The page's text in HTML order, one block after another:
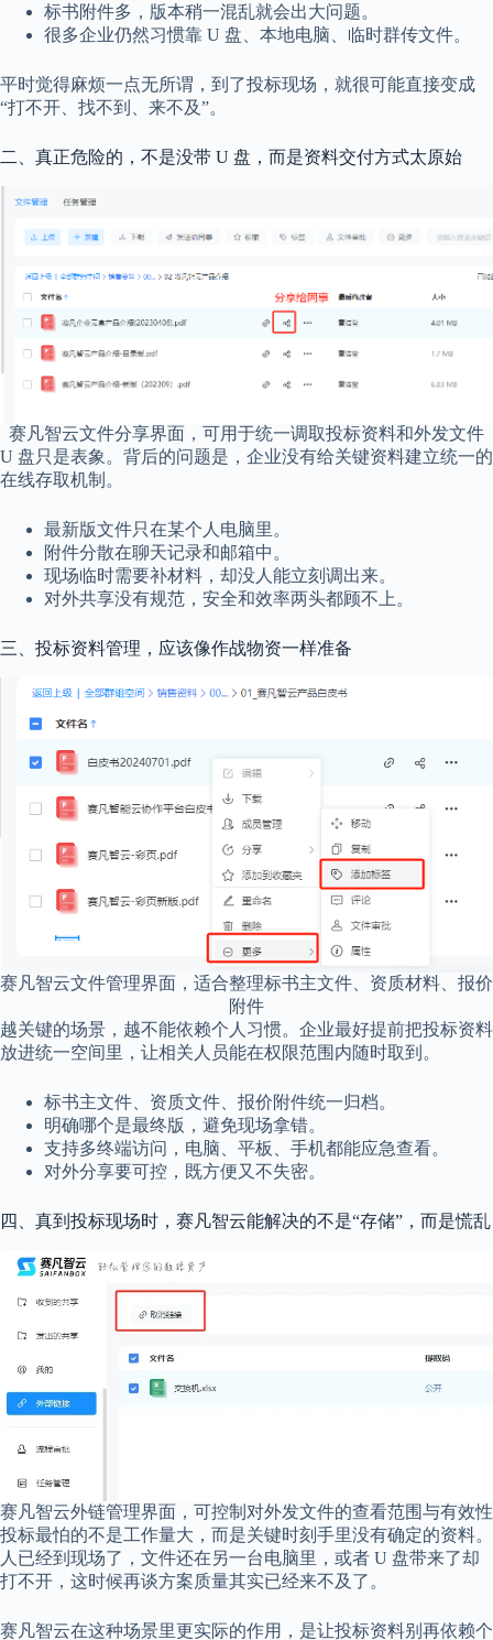
标书附件多，版本稍一混乱就会出大问题。
很多企业仍然习惯靠 U 盘、本地电脑、临时群传文件。
平时觉得麻烦一点无所谓，到了投标现场，就很可能直接变成
“打不开、找不到、来不及”。
二、真正危险的，不是没带 U 盘，而是资料交付方式太原始
赛凡智云文件分享界面，可用于统一调取投标资料和外发文件
U 盘只是表象。背后的问题是，企业没有给关键资料建立统一的
在线存取机制。
最新版文件只在某个人电脑里。
附件分散在聊天记录和邮箱中。
现场临时需要补材料，却没人能立刻调出来。
对外共享没有规范，安全和效率两头都顾不上。
三、投标资料管理，应该像作战物资一样准备
赛凡智云文件管理界面，适合整理标书主文件、资质材料、报价
附件
越关键的场景，越不能依赖个人习惯。企业最好提前把投标资料
放进统一空间里，让相关人员能在权限范围内随时取到。
标书主文件、资质文件、报价附件统一归档。
明确哪个是最终版，避免现场拿错。
支持多终端访问，电脑、平板、手机都能应急查看。
对外分享要可控，既方便又不失密。
四、真到投标现场时，赛凡智云能解决的不是“存储”，而是慌乱
赛凡智云外链管理界面，可控制对外发文件的查看范围与有效性
投标最怕的不是工作量大，而是关键时刻手里没有确定的资料。
人已经到现场了，文件还在另一台电脑里，或者 U 盘带来了却
打不开，这时候再谈方案质量其实已经来不及了。
赛凡智云在这种场景里更实际的作用，是让投标资料别再依赖个